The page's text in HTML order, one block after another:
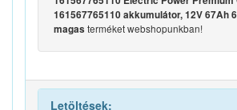
161567765110 akkumulátor, 12V 67Ah
magas terméket webshopunkban!
Letöltések: